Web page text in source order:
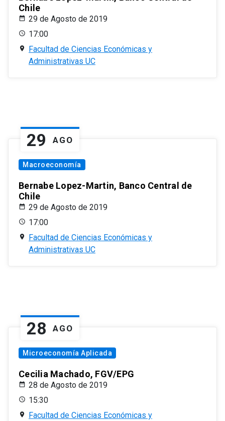
Chile
29 de Agosto de 2019
17:00
Facultad de Ciencias Económicas y
Administrativas UC
29 AGO
Macroeconomía
Bernabe Lopez-Martin, Banco Central de
Chile
29 de Agosto de 2019
17:00
Facultad de Ciencias Económicas y
Administrativas UC
28 AGO
Microeconomía Aplicada
Cecilia Machado, FGV/EPG
28 de Agosto de 2019
15:30
Facultad de Ciencias Económicas y